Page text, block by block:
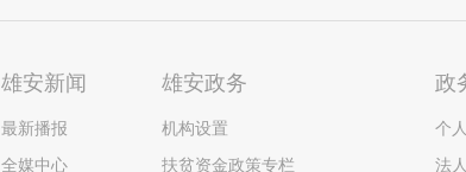
雄安新闻
最新播报
全媒中心
雄安政务
机构设置
扶贫资金政策专栏
政
个
法